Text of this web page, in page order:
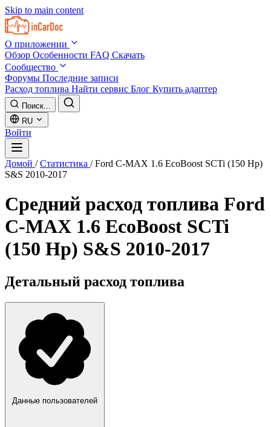
Skip to main content
О приложении
Обзор Особенности FAQ Скачать
Сообщество
Форумы Последние записи
Расход топлива Найти сервис Блог Купить адаптер
Поиск...
RU
Войти
Домой / Статистика / Ford C-MAX 1.6 EcoBoost SCTi (150 Hp)
S&S 2010-2017
Средний расход топлива Ford
C-MAX 1.6 EcoBoost SCTi
(150 Hp) S&S 2010-2017
Детальный расход топлива
Данные пользователей